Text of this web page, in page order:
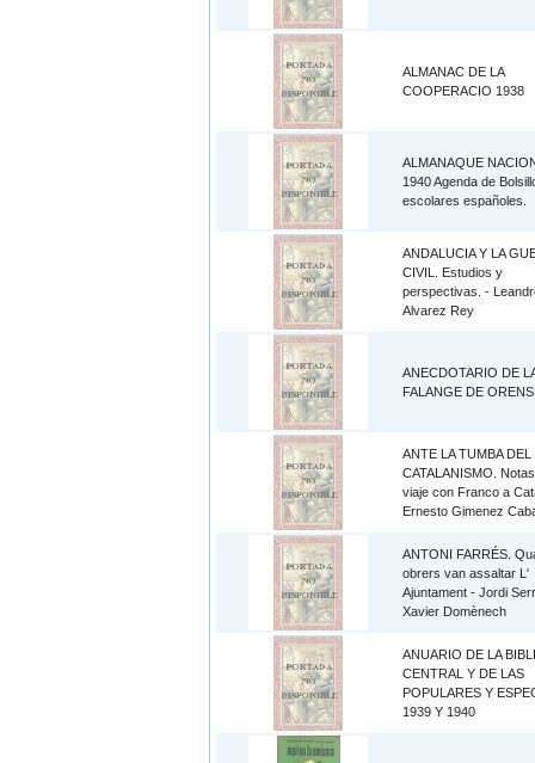
ALMANAC DE LA
COOPERACIO 1938
ALMANAQUE
1940 Agenda de
escolares españoles.
ANDALUCIA Y LA
CIVIL. Estudios y
perspectivas. -
Alvarez Rey
ANECDOTARIO DE
FALANGE DE
ANTE LA TUMBA DEL
CATALANISMO.
viaje con Franco a
Ernesto Gimenez
ANTONI FARRÉS.
obrers van assaltar L'
Ajuntament - Jordi
Xavier Domènech
ANUARIO DE LA
CENTRAL Y DE LAS
POPULARES Y
1939 Y 1940